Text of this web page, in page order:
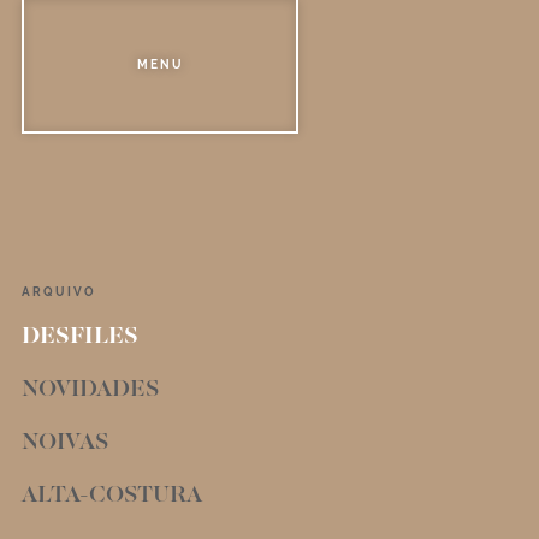
MENU
ARQUIVO
DESFILES
NOVIDADES
NOIVAS
ALTA-COSTURA